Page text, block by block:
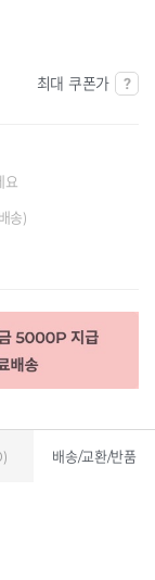
최대 쿠폰가
요
송)
배송/교환/반품